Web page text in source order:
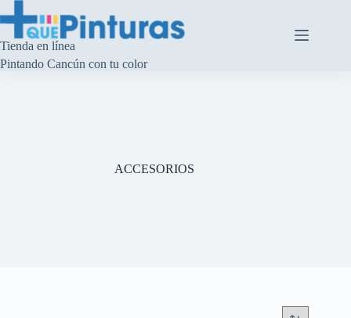
al
contenido
Tienda en línea
Pintando Cancún con tu color
ACCESORIOS